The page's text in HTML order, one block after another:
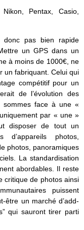
Pentax, Casio,
donc pas bien rapide
un GPS dans un
à moins de 1000€, ne
un fabriquant. Celui qui
compétitif pour un
de l’évolution des
sommes face à une «
par « une »
disposer de tout un
d’appareils photos,
photos, panoramiques
La standardisation
abordables. Il reste
critique de photos ainsi
puissent
être un marché d’add-
qui sauront tirer parti